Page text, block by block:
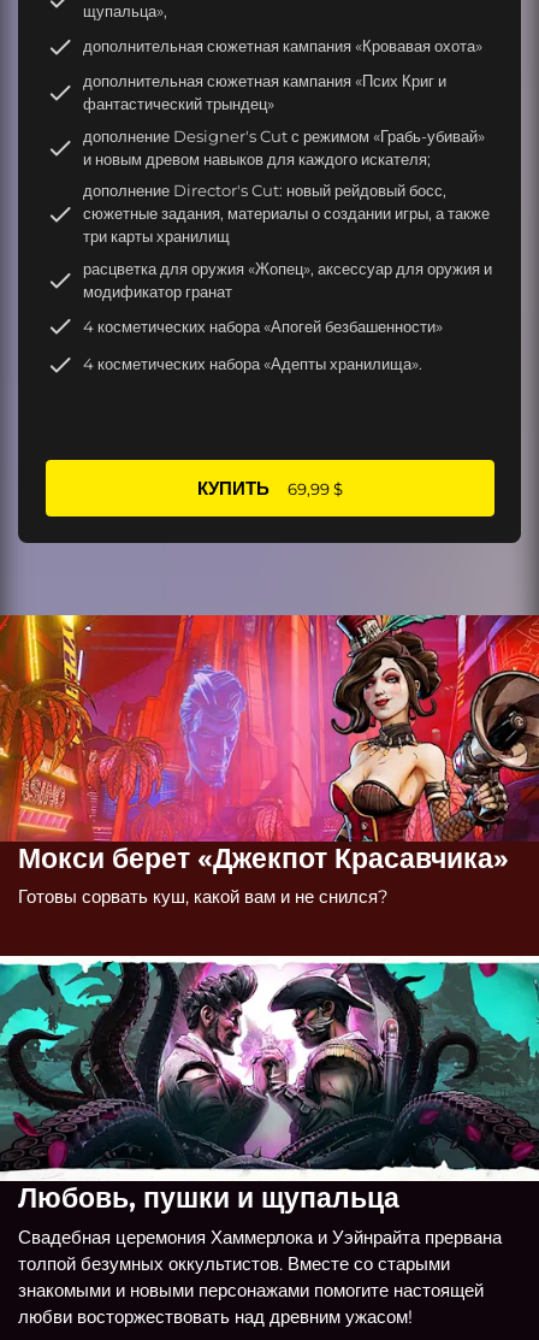
щупальца»,
дополнительная сюжетная кампания «Кровавая охота»
дополнительная сюжетная кампания «Псих Криг и
фантастический трындец»
дополнение Designer's Cut с режимом «Грабь-убивай»
и новым древом навыков для каждого искателя;
дополнение Director's Cut: новый рейдовый босс,
сюжетные задания, материалы о создании игры, а также
три карты хранилищ
расцветка для оружия «Жопец», аксессуар для оружия и
модификатор гранат
4 косметических набора «Апогей безбашенности»
4 косметических набора «Адепты хранилища».
КУПИТЬ 69,99 $
Мокси берет «Джекпот Красавчика»
Готовы сорвать куш, какой вам и не снился?
Любовь, пушки и щупальца
Свадебная церемония Хаммерлока и Уэйнрайта прервана
толпой безумных оккультистов. Вместе со старыми
знакомыми и новыми персонажами помогите настоящей
любви восторжествовать над древним ужасом!